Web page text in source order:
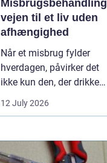
Misbrugsbehandling
vejen til et liv uden
afhængighed
Når et misbrug fylder
hverdagen, påvirker det
ikke kun den, der drikker,
tager stoffer eller
medicin. Det rammer
arbejdsliv. Mange venter
længe med at søge
12 July 2026